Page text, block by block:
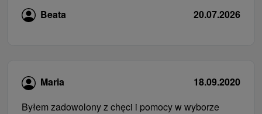
Beata 20.07.2026
Maria
18.09.2020
Byłem zadowolony z chęci i pomocy w wyborze